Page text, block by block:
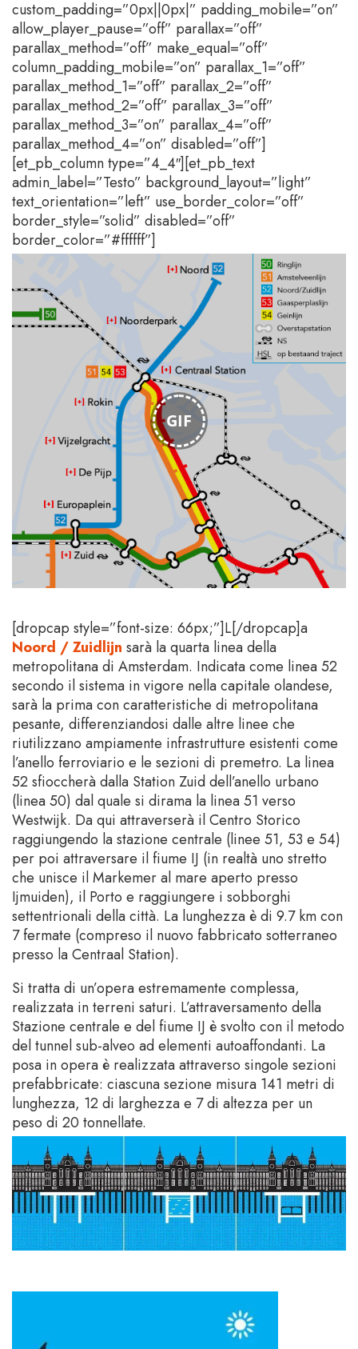
custom_padding=”0px||0px|” padding_mobile=”on”
allow_player_pause=”off” parallax=”off”
parallax_method=”off” make_equal=”off”
column_padding_mobile=”on” parallax_1=”off”
parallax_method_1=”off” parallax_2=”off”
parallax_method_2=”off” parallax_3=”off”
parallax_method_3=”on” parallax_4=”off”
parallax_method_4=”on” disabled=”off”]
[et_pb_column type=”4_4″][et_pb_text
admin_label=”Testo” background_layout=”light”
text_orientation=”left” use_border_color=”off”
border_style=”solid” disabled=”off”
border_color=”#ffffff”]
GIF
[dropcap style=”font-size: 66px;”]L[/dropcap]a
Noord / Zuidlijn sarà la quarta linea della
metropolitana di Amsterdam. Indicata come linea 52
secondo il sistema in vigore nella capitale olandese,
sarà la prima con caratteristiche di metropolitana
pesante, differenziandosi dalle altre linee che
riutilizzano ampiamente infrastrutture esistenti come
l’anello ferroviario e le sezioni di premetro. La linea
52 sfioccherà dalla Station Zuid dell’anello urbano
(linea 50) dal quale si dirama la linea 51 verso
Westwijk. Da qui attraverserà il Centro Storico
raggiungendo la stazione centrale (linee 51, 53 e 54)
per poi attraversare il fiume IJ (in realtà uno stretto
che unisce il Markemer al mare aperto presso
Ijmuiden), il Porto e raggiungere i sobborghi
settentrionali della città. La lunghezza è di 9.7 km con
7 fermate (compreso il nuovo fabbricato sotterraneo
presso la Centraal Station).
Si tratta di un’opera estremamente complessa,
realizzata in terreni saturi. L’attraversamento della
Stazione centrale e del fiume IJ è svolto con il metodo
del tunnel sub-alveo ad elementi autoaffondanti. La
posa in opera è realizzata attraverso singole sezioni
prefabbricate: ciascuna sezione misura 141 metri di
lunghezza, 12 di larghezza e 7 di altezza per un
peso di 20 tonnellate.